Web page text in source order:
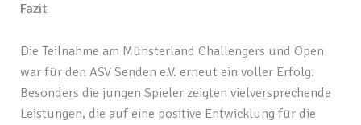
Fazit
Die Teilnahme am Münsterland Challengers und Open
war für den ASV Senden e.V. erneut ein voller Erfolg.
Besonders die jungen Spieler zeigten vielversprechende
Leistungen, die auf eine positive Entwicklung für die